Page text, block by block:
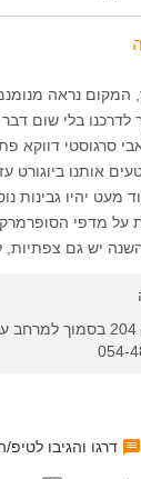
המקום נראה
לדרכנו בלי שום
סרגוסטי דווקא
אותנו ביוגורט
מעט יהיו גבינות
על מדפי
יש גם צפתיות,
דרגו והגיבו